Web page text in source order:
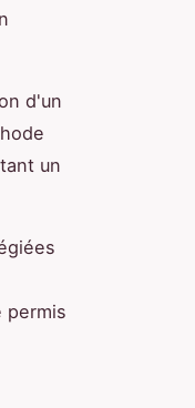
d'un
un
permis